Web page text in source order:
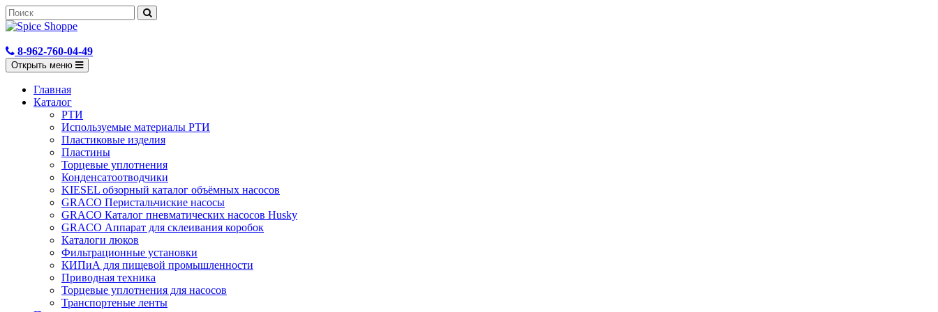
8-962-760-04-49
Открыть меню
Главная
Каталог
РТИ
Используемые материалы РТИ
Пластиковые изделия
Пластины
Торцевые уплотнения
Конденсатоотводчики
KIESEL обзорный каталог объёмных насосов
GRACO Перистальчиские насосы
GRACO Каталог пневматических насосов Husky
GRACO Аппарат для склеивания коробок
Каталоги люков
Фильтрационные установки
КИПиА для пищевой промышленности
Приводная техника
Торцевые уплотнения для насосов
Транспортеные ленты